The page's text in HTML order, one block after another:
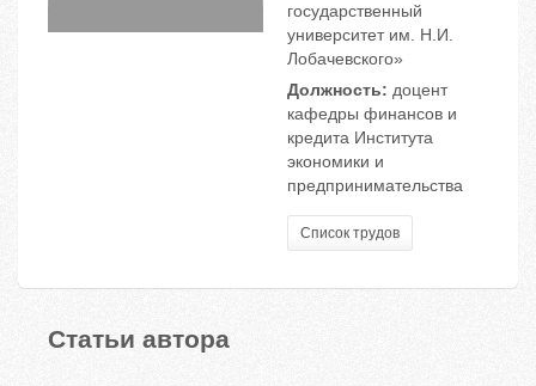
государственный
университет им. Н.И.
Лобачевского»
Должность: доцент
кафедры финансов и
кредита Института
экономики и
предпринимательства
Список трудов
Статьи автора